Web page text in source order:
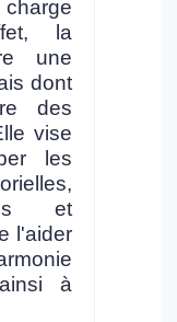
la
une
dont
des
vise
les
et
l'aider
à